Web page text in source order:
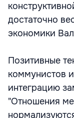
достаточно
экономики
Позитивные
коммунистов
интеграцию
"Отношения